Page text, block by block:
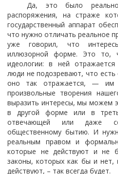
Да, это было
распоряжения, на страже
государственный аппарат
что нужно отличать реальное
уже говорил, что
иллюзорной форме. Это то,
идеологии: в ней
люди не подозревают, что
оно так отражается, — им
произвольные творения
выразить интересы, мы можем
в другой форме или в
отвечающей или даже
общественному бытию. И
реальным правом и
которые не действуют и не
законы, которых как бы и
действуют, – так всегда будет.